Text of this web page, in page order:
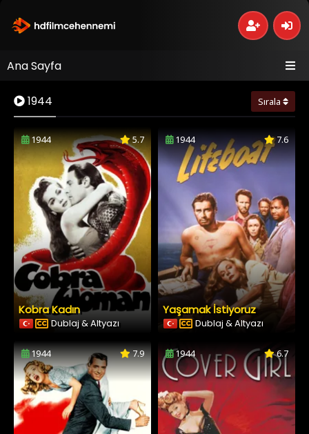
Ana Sayfa
1944 Sırala
1944 5.7
Kobra Kadın
Dublaj & Altyazı
1944 7.6
Yaşamak İstiyoruz
Dublaj & Altyazı
1944 7.9 1944 6.7